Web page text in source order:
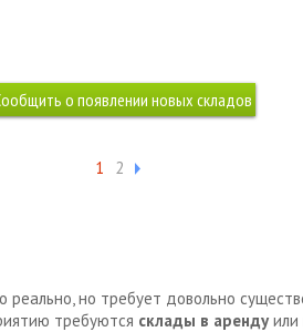
1 2
реально, но требует довольно
требуются склады в аренду